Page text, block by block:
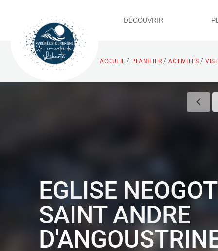
DÉCOUVRIR
ACCUEIL / PLANIFIER / ACTIVITÉS /
EGLISE
SAINT ANDRE